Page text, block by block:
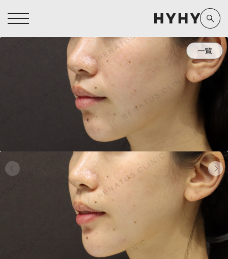
ヒアルロン酸注入症例一覧
医療脱毛症例一覧
アートメイク症例一覧
よくあるご質問
プライバシーポリシー
未成年の方へ
ヒアルロン酸注入
高橋 希
Preparation
製剤から探す
ザーフ(XERF)
ボラックス
ボリューマ
ボリフト
ボルベラ
一覧